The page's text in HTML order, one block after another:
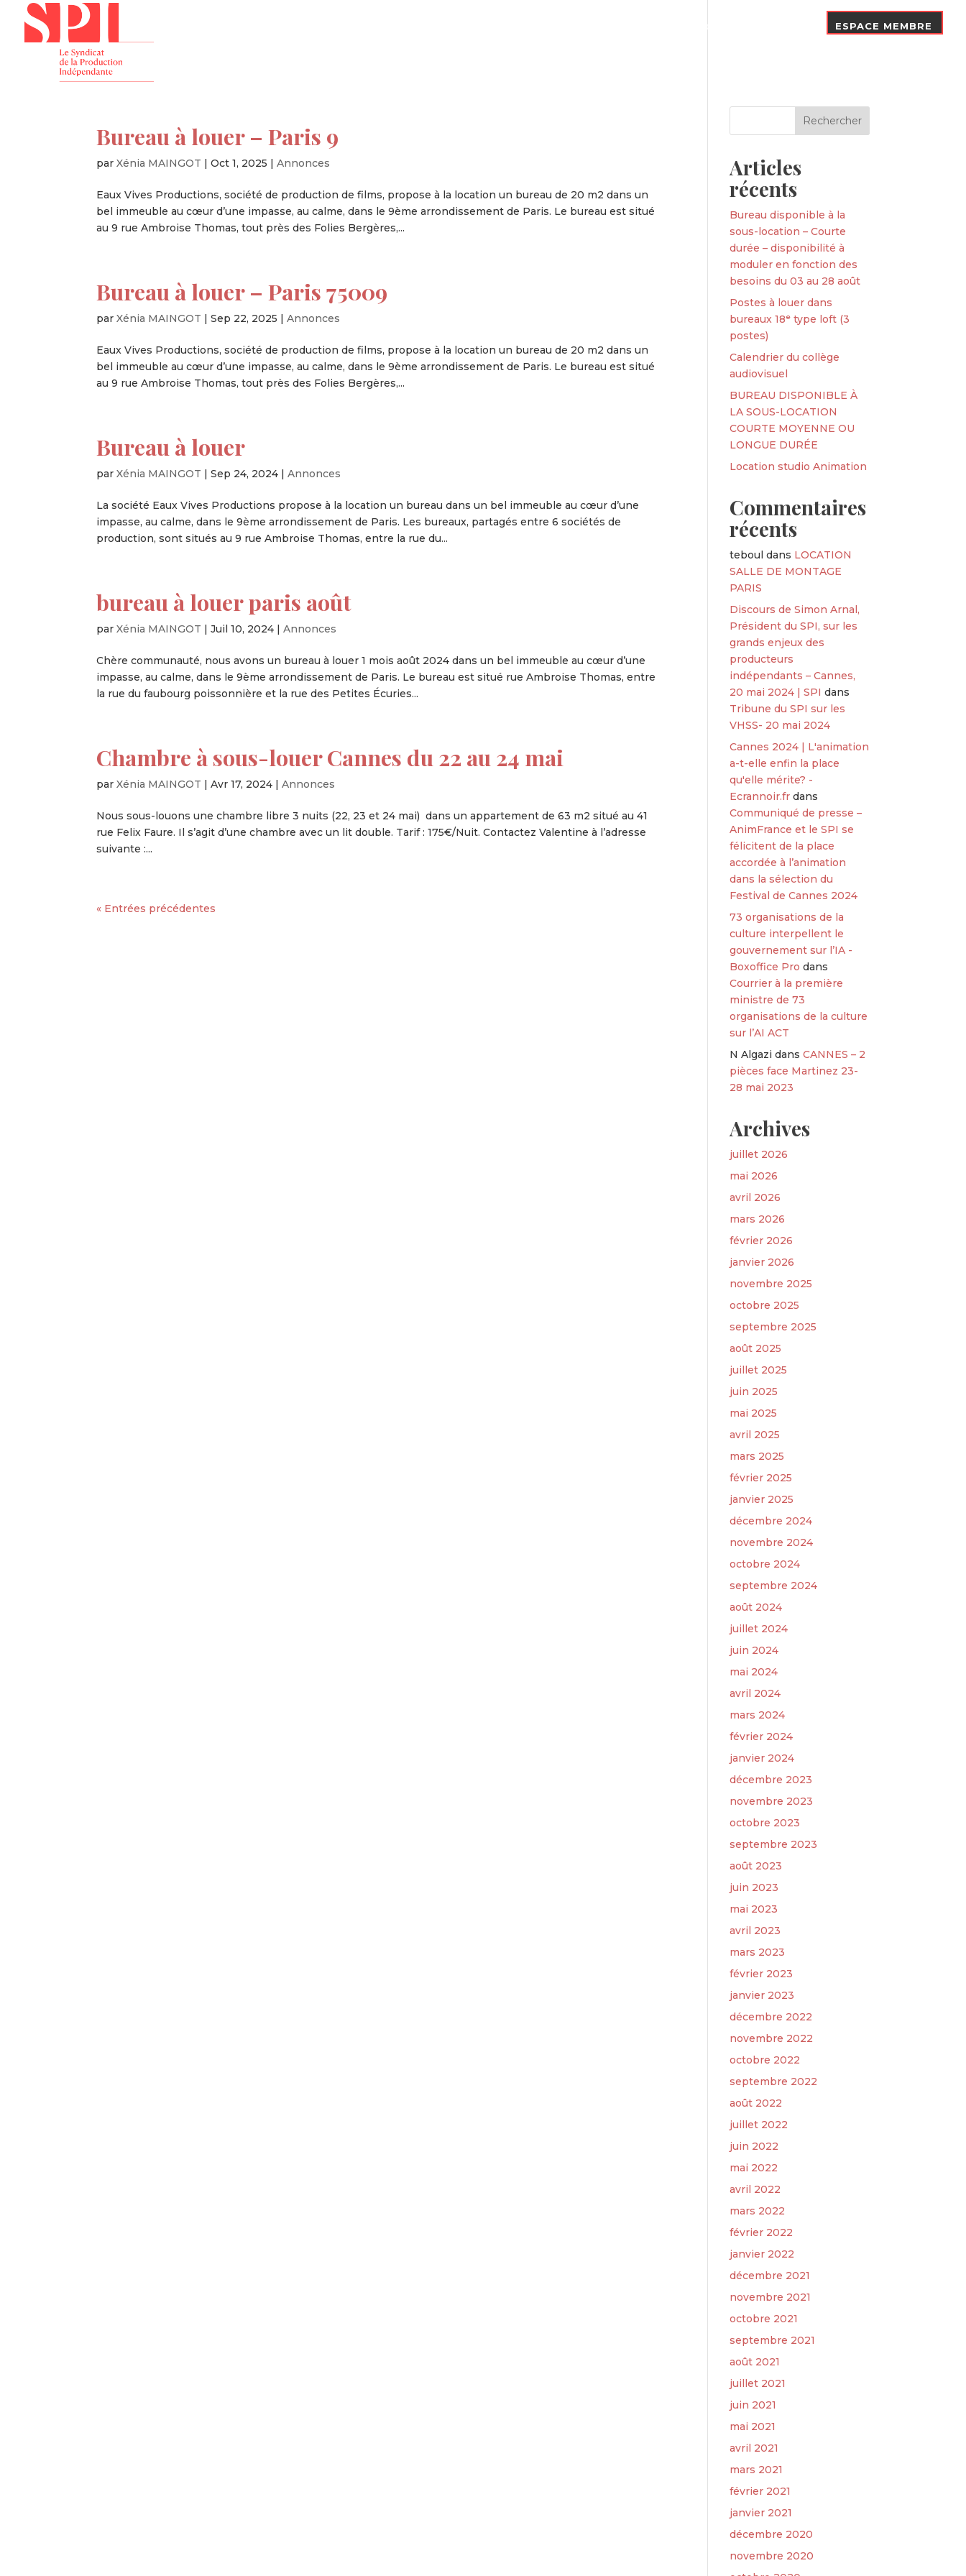
Nos Adhérents ESPACE MEMBRE
Bureau à louer – Paris 9
parXénia MAINGOT |Oct 1, 2025 |Annonces
Eaux Vives Productions, société de production de films, propose à la location un bureau de 20 m2 dans un
bel immeuble au cœur d’une impasse, au calme, dans le 9ème arrondissement de Paris. Le bureau est situé
au 9 rue Ambroise Thomas, tout près des Folies Bergères,...
Bureau à louer – Paris 75009
parXénia MAINGOT |Sep 22, 2025 |Annonces
Eaux Vives Productions, société de production de films, propose à la location un bureau de 20 m2 dans un
bel immeuble au cœur d’une impasse, au calme, dans le 9ème arrondissement de Paris. Le bureau est situé
au 9 rue Ambroise Thomas, tout près des Folies Bergères,...
Bureau à louer
parXénia MAINGOT |Sep 24, 2024 |Annonces
La société Eaux Vives Productions propose à la location un bureau dans un bel immeuble au cœur d’une
impasse, au calme, dans le 9ème arrondissement de Paris. Les bureaux, partagés entre 6 sociétés de
production, sont situés au 9 rue Ambroise Thomas, entre la rue du...
bureau à louer paris août
parXénia MAINGOT |Juil 10, 2024 |Annonces
Chère communauté, nous avons un bureau à louer 1 mois août 2024 dans un bel immeuble au cœur d’une
impasse, au calme, dans le 9ème arrondissement de Paris. Le bureau est situé rue Ambroise Thomas, entre
la rue du faubourg poissonnière et la rue des Petites Écuries...
Chambre à sous-louer Cannes du 22 au 24 mai
parXénia MAINGOT |Avr 17, 2024 |Annonces
Nous sous-louons une chambre libre 3 nuits (22, 23 et 24 mai) dans un appartement de 63 m2 situé au 41
rue Felix Faure. Il s’agit d’une chambre avec un lit double. Tarif : 175€/Nuit. Contactez Valentine à l’adresse
suivante :...
« Entrées précédentes
Articles
récents
Bureau disponible à la
sous-location – Courte
durée – disponibilité à
moduler en fonction des
besoins du 03 au 28 août
Postes à louer dans
bureaux 18ᵉ type loft (3
postes)
Calendrier du collège
audiovisuel
BUREAU DISPONIBLE À
LA SOUS-LOCATION
COURTE MOYENNE OU
LONGUE DURÉE
Location studio Animation
Commentaires
récents
teboul dans LOCATION
SALLE DE MONTAGE
PARIS
Discours de Simon Arnal,
Président du SPI, sur les
grands enjeux des
producteurs
indépendants – Cannes,
20 mai 2024 | SPI dans
Tribune du SPI sur les
VHSS- 20 mai 2024
Cannes 2024 | L'animation
a-t-elle enfin la place
qu'elle mérite? -
Ecrannoir.fr dans
Communiqué de presse –
AnimFrance et le SPI se
félicitent de la place
accordée à l’animation
dans la sélection du
Festival de Cannes 2024
73 organisations de la
culture interpellent le
gouvernement sur l’IA -
Boxoffice Pro dans
Courrier à la première
ministre de 73
organisations de la culture
sur l’AI ACT
N Algazi dansCANNES – 2
pièces face Martinez 23-
28 mai 2023
Archives
juillet 2026
mai 2026
avril 2026
mars 2026
février 2026
janvier 2026
novembre 2025
octobre 2025
septembre 2025
août 2025
juillet 2025
juin 2025
mai 2025
avril 2025
mars 2025
février 2025
janvier 2025
décembre 2024
novembre 2024
octobre 2024
septembre 2024
août 2024
juillet 2024
juin 2024
mai 2024
avril 2024
mars 2024
février 2024
janvier 2024
décembre 2023
novembre 2023
octobre 2023
septembre 2023
août 2023
juin 2023
mai 2023
avril 2023
mars 2023
février 2023
janvier 2023
décembre 2022
novembre 2022
octobre 2022
septembre 2022
août 2022
juillet 2022
juin 2022
mai 2022
avril 2022
mars 2022
février 2022
janvier 2022
décembre 2021
novembre 2021
octobre 2021
septembre 2021
août 2021
juillet 2021
juin 2021
mai 2021
avril 2021
mars 2021
février 2021
janvier 2021
décembre 2020
novembre 2020